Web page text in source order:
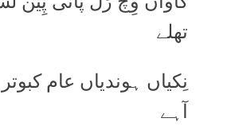
تھلے
نِکیاں ہوندیاں عام
آہے